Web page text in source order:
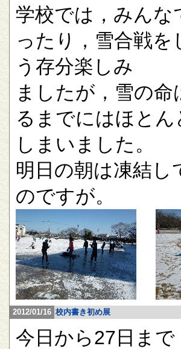
学校では，みんな
ったり，雪合戦
う存分楽しみ
ましたが，雪の
るまでにはほと
しまいました。
明日の朝は凍結
のですが。
2012/01/16 校内書き初め展
今日から27日ま